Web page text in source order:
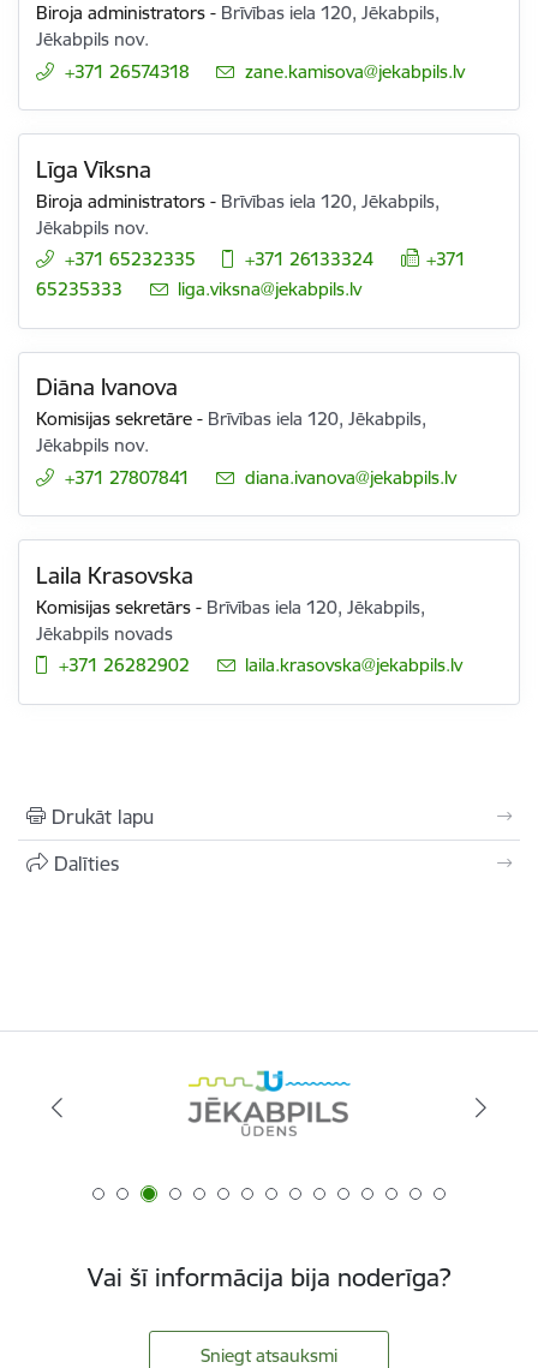
Biroja administrators - Brīvības iela 120, Jēkabpils,
Jēkabpils nov.
+371 26574318
E-pasts:
zane.kamisova@jekabpils.lv
Līga Vīksna
Biroja administrators - Brīvības iela 120, Jēkabpils,
Jēkabpils nov.
+371 65232335
+371 26133324
+371
65235333
E-pasts:
liga.viksna@jekabpils.lv
Diāna Ivanova
Komisijas sekretāre - Brīvības iela 120, Jēkabpils,
Jēkabpils nov.
+371 27807841
E-pasts:
diana.ivanova@jekabpils.lv
Laila Krasovska
Komisijas sekretārs - Brīvības iela 120, Jēkabpils,
Jēkabpils novads
+371 26282902
E-pasts:
laila.krasovska@jekabpils.lv
Drukāt lapu
Dalīties
Vai šī informācija bija noderīga?
Sniegt atsauksmi